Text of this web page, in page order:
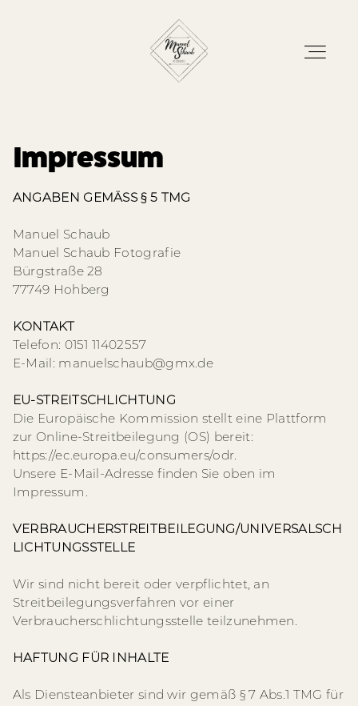
Info
Impressum
ANGABEN GEMÄSS § 5 TMG
Manuel Schaub
Manuel Schaub Fotografie
Bürgstraße 28
77749 Hohberg
KONTAKT
Telefon: 0151 11402557
E-Mail: manuelschaub@gmx.de
EU-STREITSCHLICHTUNG
Die Europäische Kommission stellt eine Plattform
zur Online-Streitbeilegung (OS) bereit:
https://ec.europa.eu/consumers/odr.
Unsere E-Mail-Adresse finden Sie oben im
Impressum.
VERBRAUCHERSTREITBEILEGUNG/UNIVERSALSCH
LICHTUNGSSTELLE
Wir sind nicht bereit oder verpflichtet, an
Streitbeilegungsverfahren vor einer
Verbraucherschlichtungsstelle teilzunehmen.
HAFTUNG FÜR INHALTE
Als Diensteanbieter sind wir gemäß § 7 Abs.1 TMG für